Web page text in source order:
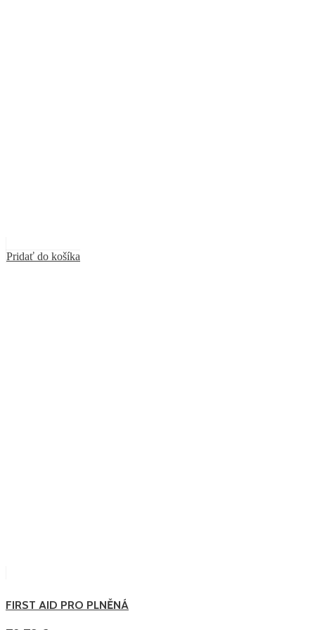
Pridať do košíka
FIRST AID PRO PLNĚNÁ